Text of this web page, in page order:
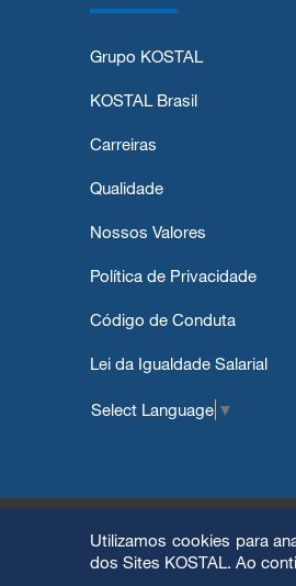
Grupo KOSTAL
KOSTAL Brasil
Carreiras
Qualidade
Nossos Valores
Política de Privacidade
Código de Conduta
Lei da Igualdade Salarial
Select Language ▼
Utilizamos cookies para
dos Sites KOSTAL. Ao